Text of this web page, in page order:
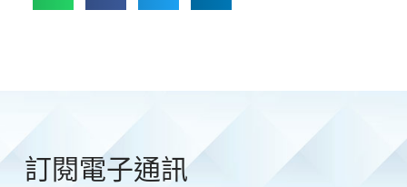
訂閱電子通訊